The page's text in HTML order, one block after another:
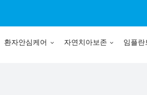
환자안심케어 자연치아보존 임플란